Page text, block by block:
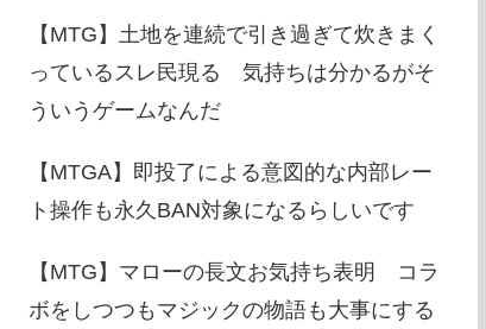
【MTG】土地を連続で引き過ぎて炊きまく
っているスレ民現る 気持ちは分かるがそ
ういうゲームなんだ
【MTGA】即投了による意図的な内部レー
ト操作も永久BAN対象になるらしいです
【MTG】マローの長文お気持ち表明 コラ
ボをしつつもマジックの物語も大事にする